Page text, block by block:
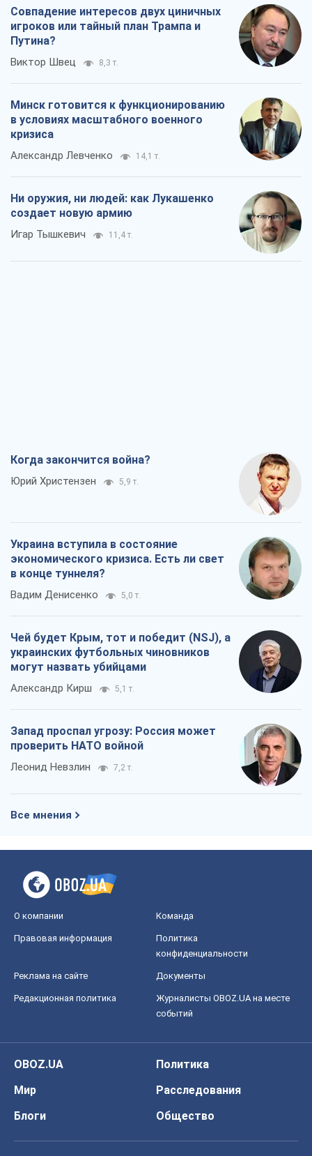
Совпадение интересов двух циничных
игроков или тайный план Трампа и
Путина?
Виктор Швец 8,3 т.
Минск готовится к функционированию
в условиях масштабного военного
кризиса
Александр Левченко 14,1 т.
Ни оружия, ни людей: как Лукашенко
создает новую армию
Игар Тышкевич 11,4 т.
Когда закончится война?
Юрий Христензен 5,9 т.
Украина вступила в состояние
экономического кризиса. Есть ли свет
в конце туннеля?
Вадим Денисенко 5,0 т.
Чей будет Крым, тот и победит (NSJ), а
украинских футбольных чиновников
могут назвать убийцами
Александр Кирш 5,1 т.
Запад проспал угрозу: Россия может
проверить НАТО войной
Леонид Невзлин 7,2 т.
Все мнения
О компании Команда
Правовая информация
Политика
конфиденциальности
Реклама на сайте Документы
Редакционная политика
Журналисты OBOZ.UA на месте
событий
OBOZ.UA
Политика
Мир
Расследования
Блоги
Общество